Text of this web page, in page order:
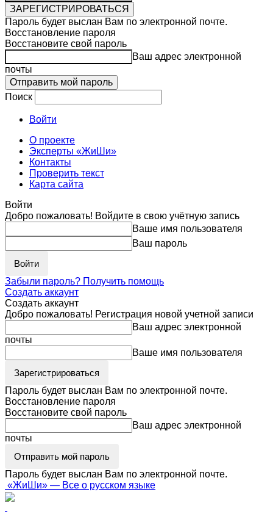
Пароль будет выслан Вам по электронной почте.
Восстановление пароля
Восстановите свой пароль
Ваш адрес электронной
почты
Поиск
Войти
О проекте
Эксперты «ЖиШи»
Контакты
Проверить текст
Карта сайта
Войти
Добро пожаловать! Войдите в свою учётную запись
Ваше имя пользователя
Ваш пароль
Забыли пароль? Получить помощь
Создать аккаунт
Создать аккаунт
Добро пожаловать! Регистрация новой учетной записи
Ваш адрес электронной
почты
Ваше имя пользователя
Пароль будет выслан Вам по электронной почте.
Восстановление пароля
Восстановите свой пароль
Ваш адрес электронной
почты
Пароль будет выслан Вам по электронной почте.
«ЖиШи» — Все о русском языке